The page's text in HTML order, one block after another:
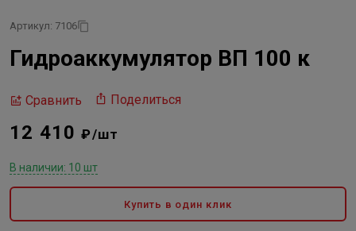
Артикул: 7106
Гидроаккумулятор ВП 100 к
Сравнить Поделиться
12 410₽/шт
В наличии: 10 шт
Купить в один клик